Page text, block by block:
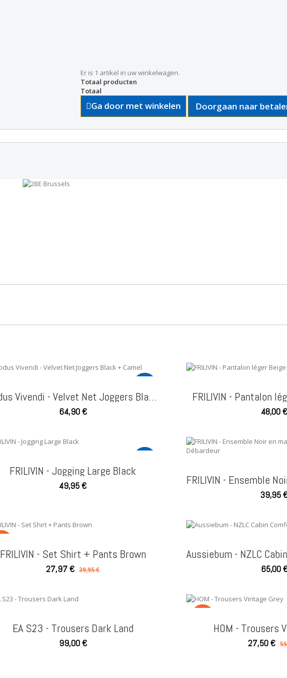
Er is 1 artikel in uw winkelwagen.
Totaal producten
Totaal
Ga door met winkelen Doorgaan naar
Modus Vivendi - Velvet Net Joggers Black + Camel
64,90 €
FRILIVIN - Pantalon
48,00 €
FRILIVIN - Jogging Large Black
49,95 €
39,95
FRILIVIN - Set Shirt + Pants Brown
27,97 € 39,95 € 65,00
EA S23 - Trousers Dark Land
99,00 €
HOM - Trousers
27,50 €